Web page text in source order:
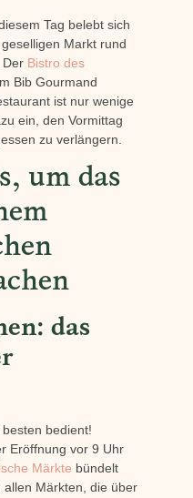
diesem Tag belebt sich
Markt rund
Der Bistro des
Bib Gourmand
ist nur wenige
ein, den Vormittag
zu verlängern.
um das
das
bedient!
Eröffnung vor 9 Uhr
Märkte bündelt
Märkten, die über